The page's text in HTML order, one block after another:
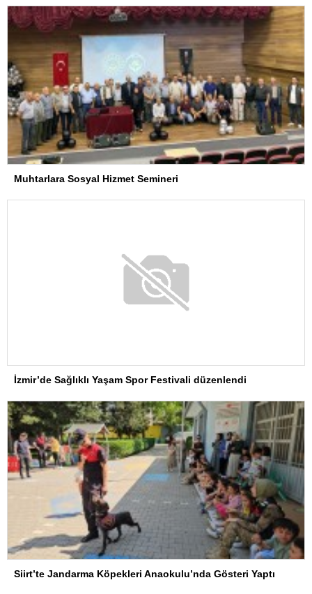
Muhtarlara Sosyal Hizmet Semineri
İzmir’de Sağlıklı Yaşam Spor Festivali düzenlendi
Siirt’te Jandarma Köpekleri Anaokulu’nda Gösteri Yaptı